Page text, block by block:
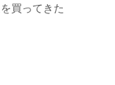
買ってきた